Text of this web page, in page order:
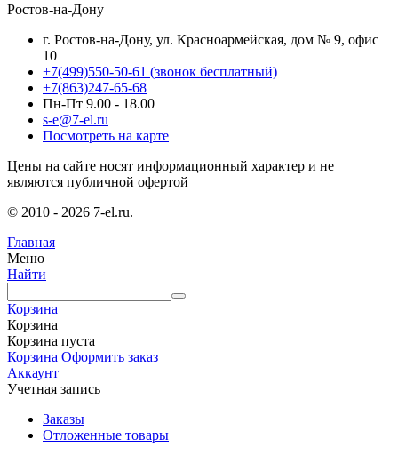
Ростов-на-Дону
г. Ростов-на-Дону, ул. Красноармейская, дом № 9, офис
10
+7(499)550-50-61 (звонок бесплатный)
+7(863)247-65-68
Пн-Пт 9.00 - 18.00
s-e@7-el.ru
Посмотреть на карте
Цены на сайте носят информационный характер и не
являются публичной офертой
© 2010 - 2026 7-el.ru.
Главная
Меню
Найти
Корзина
Корзина
Корзина пуста
Корзина Оформить заказ
Аккаунт
Учетная запись
Заказы
Отложенные товары